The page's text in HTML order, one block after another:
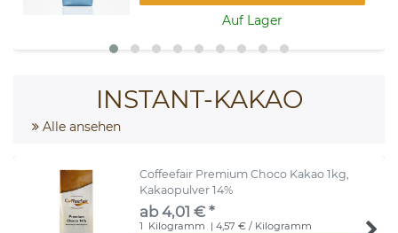
Auf Lager
INSTANT-KAKAO
Alle ansehen
Coffeefair Premium Choco Kakao 1kg,
Kakaopulver 14%
ab 4,01 € *
1 Kilogramm | 4,57 € / Kilogramm